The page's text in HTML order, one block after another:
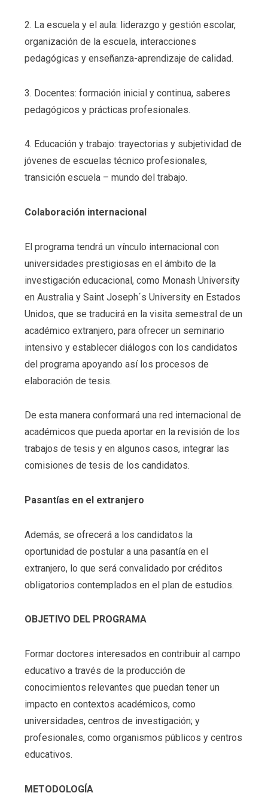
2. La escuela y el aula: liderazgo y gestión escolar,
organización de la escuela, interacciones
pedagógicas y enseñanza-aprendizaje de calidad.
3. Docentes: formación inicial y continua, saberes
pedagógicos y prácticas profesionales.
4. Educación y trabajo: trayectorias y subjetividad de
jóvenes de escuelas técnico profesionales,
transición escuela – mundo del trabajo.
Colaboración internacional
El programa tendrá un vínculo internacional con
universidades prestigiosas en el ámbito de la
investigación educacional, como Monash University
en Australia y Saint Joseph´s University en Estados
Unidos, que se traducirá en la visita semestral de un
académico extranjero, para ofrecer un seminario
intensivo y establecer diálogos con los candidatos
del programa apoyando así los procesos de
elaboración de tesis.
De esta manera conformará una red internacional de
académicos que pueda aportar en la revisión de los
trabajos de tesis y en algunos casos, integrar las
comisiones de tesis de los candidatos.
Pasantías en el extranjero
Además, se ofrecerá a los candidatos la
oportunidad de postular a una pasantía en el
extranjero, lo que será convalidado por créditos
obligatorios contemplados en el plan de estudios.
OBJETIVO DEL PROGRAMA
Formar doctores interesados en contribuir al campo
educativo a través de la producción de
conocimientos relevantes que puedan tener un
impacto en contextos académicos, como
universidades, centros de investigación; y
profesionales, como organismos públicos y centros
educativos.
METODOLOGÍA